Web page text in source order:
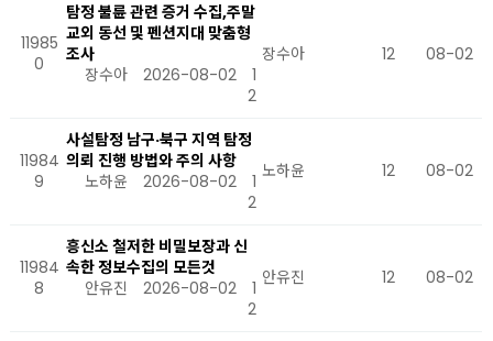
11985
0
탐정 불륜 관련 증거 수집,주말
교외 동선 및 펜션지대 맞춤형
조사
장수아
2026-08-02
1
2
장수아 12 08-02
11984
9
사설탐정 남구·북구 지역 탐정
의뢰 진행 방법와 주의 사항
노하윤
2026-08-02
1
2
노하윤 12 08-02
11984
8
흥신소 철저한 비밀보장과 신
속한 정보수집의 모든것
안유진
2026-08-02
1
2
안유진 12 08-02